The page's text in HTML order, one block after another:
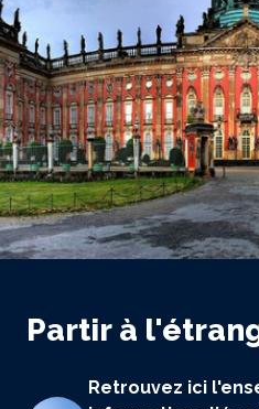
Partir à
Retrouvez ici